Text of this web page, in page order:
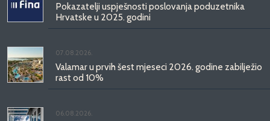
Pokazatelji uspješnosti poslovanja poduzetnika
Hrvatske u 2025. godini
07.08.2026.
Valamar u prvih šest mjeseci 2026. godine zabilježio
rast od 10%
06.08.2026.